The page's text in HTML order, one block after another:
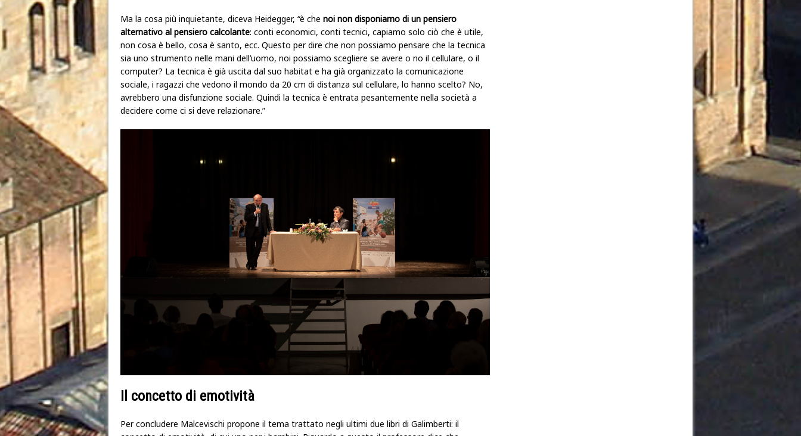
Ma la cosa più inquietante, diceva Heidegger, “è che noi non disponiamo di un pensiero
alternativo al pensiero calcolante: conti economici, conti tecnici, capiamo solo ciò che è utile,
non cosa è bello, cosa è santo, ecc. Questo per dire che non possiamo pensare che la tecnica
sia uno strumento nelle mani dell’uomo, noi possiamo scegliere se avere o no il cellulare, o il
computer? La tecnica è già uscita dal suo habitat e ha già organizzato la comunicazione
sociale, i ragazzi che vedono il mondo da 20 cm di distanza sul cellulare, lo hanno scelto? No,
avrebbero una disfunzione sociale. Quindi la tecnica è entrata pesantemente nella società a
decidere come ci si deve relazionare.”
Il concetto di emotività
Per concludere Malcevischi propone il tema trattato negli ultimi due libri di Galimberti: il